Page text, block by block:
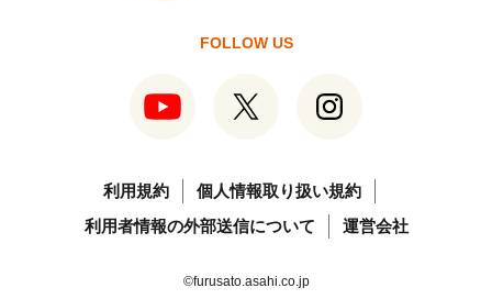
FOLLOW US
利用規約
個人情報取り扱い規約
利用者情報の外部送信について
運営会社
©furusato.asahi.co.jp